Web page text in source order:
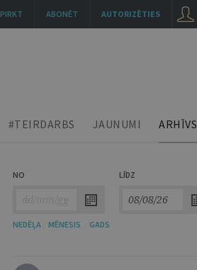
#TEIRDARBS JAUNUMI ARHĪVS
NO LĪDZ
NEDĒĻA MĒNESIS GADS
AUTORIZĒTIES
ABONĒT
PIRKT